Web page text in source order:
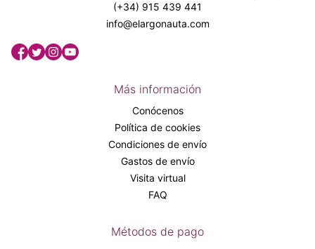
(+34) 915 439 441
info@elargonauta.com
Más información
Conócenos
Política de cookies
Condiciones de envío
Gastos de envío
Visita virtual
FAQ
Métodos de pago